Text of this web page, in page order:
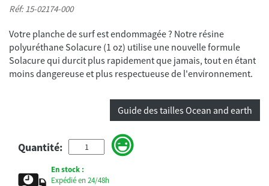
Réf: 15-02174-000
Votre planche de surf est endommagée ? Notre résine
polyuréthane Solacure (1 oz) utilise une nouvelle formule
Solacure qui durcit plus rapidement que jamais, tout en étant
moins dangereuse et plus respectueuse de l'environnement.
Guide des tailles Ocean and earth
Quantité:
En stock :
Expédié en 24/48h